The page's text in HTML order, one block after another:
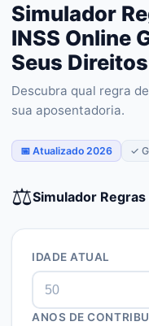
Simulador
INSS Online
Seus
Descubra qual regra
sua aposentadoria.
📅 Atualizado 2026 ✓
⚖️Simulador Regras
IDADE ATUAL
ANOS DE